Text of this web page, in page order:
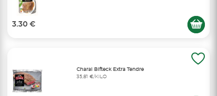
3.30 €
Charal Bifteck Extra Tendre
35,81 €/KILO